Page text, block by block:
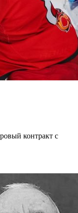
контракт с